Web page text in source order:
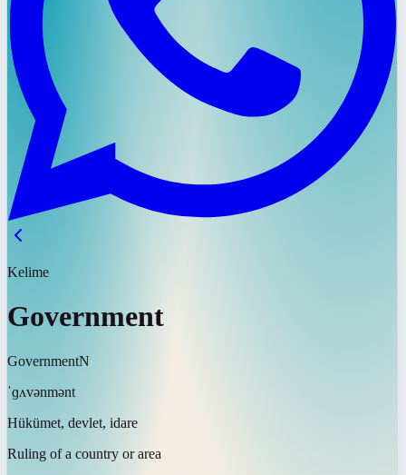
Kelime
Government
GovernmentN
ˈɡʌvənmənt
Hükümet, devlet, idare
Ruling of a country or area